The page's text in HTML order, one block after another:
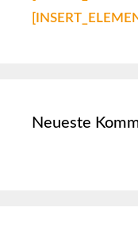
Neueste